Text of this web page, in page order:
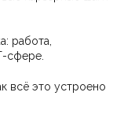
работа,
сфере.
всё это устроено